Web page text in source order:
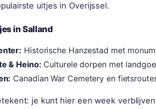
uitjes in Overijssel.
in Salland
Historische Hanzestad met
& Heino: Culturele dorpen met
Canadian War Cemetery en
je kunt hier een week